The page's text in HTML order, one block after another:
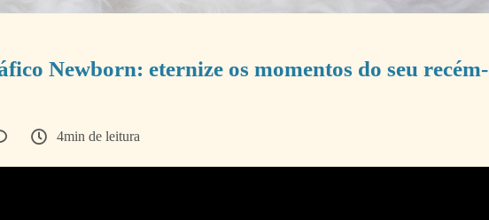
Newborn: eternize os momentos do seu recém-
4min de leitura